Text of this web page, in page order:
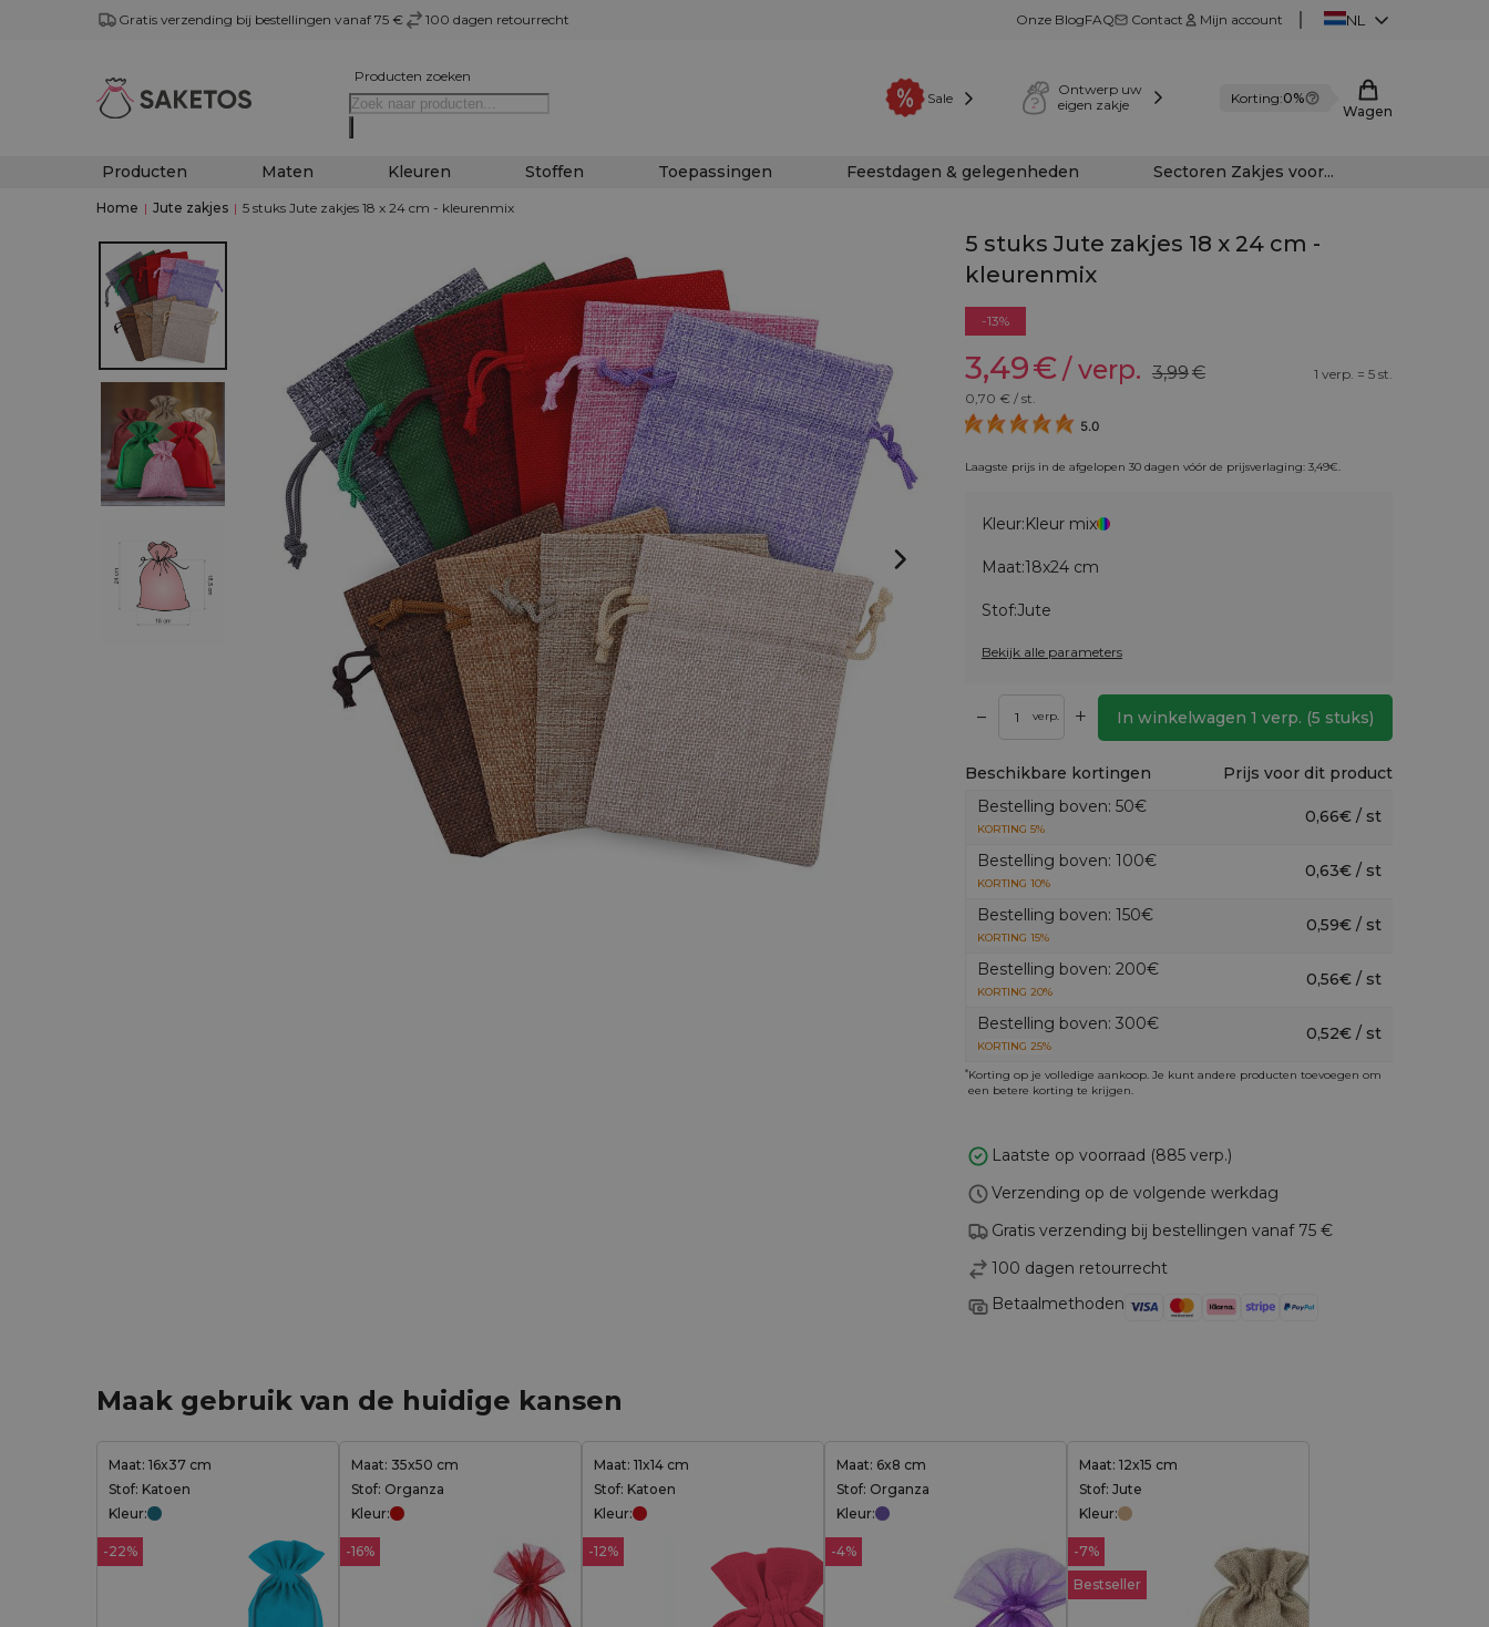
Gratis verzending bij bestellingen vanaf 75 € 100 dagen retourrecht Onze BlogFAQ Contact Mijn account NL
Producten zoeken
Sale
Ontwerp uw
eigen zakje
Korting:0%
Wagen
Producten Maten Kleuren Stoffen Toepassingen Feestdagen & gelegenheden Sectoren Zakjes voor...
Home | Jute zakjes | 5 stuks Jute zakjes 18 x 24 cm - kleurenmix
5 stuks Jute zakjes 18 x 24 cm -
kleurenmix
-13%
3,49€/ verp. 3,99€
1 verp. = 5 st.
0,70 € / st.
5.0
Laagste prijs in de afgelopen 30 dagen vóór de prijsverlaging: 3,49€.
Kleur:Kleur mix
Maat:18x24 cm
Stof:Jute
Bekijk alle parameters
– verp. + In winkelwagen 1 verp. (5 stuks)
Beschikbare kortingen
Prijs voor dit product
Bestelling boven: 50€
KORTING 5%
0,66€ / st
Bestelling boven: 100€
KORTING 10%
0,63€ / st
Bestelling boven: 150€
KORTING 15%
0,59€ / st
Bestelling boven: 200€
KORTING 20%
0,56€ / st
Bestelling boven: 300€
KORTING 25%
0,52€ / st
*Korting op je volledige aankoop. Je kunt andere producten toevoegen om
een betere korting te krijgen.
Laatste op voorraad (885 verp.)
Verzending op de volgende werkdag
Gratis verzending bij bestellingen vanaf 75 €
100 dagen retourrecht
Betaalmethoden
Maak gebruik van de huidige kansen
Maat: 16x37 cm
Stof: Katoen
Kleur:
-22%
Maat: 35x50 cm
Stof: Organza
Kleur:
-16%
Maat: 11x14 cm
Stof: Katoen
Kleur:
-12%
Maat: 6x8 cm
Stof: Organza
Kleur:
-4%
Maat: 12x15 cm
Stof: Jute
Kleur:
Bestseller
-7%